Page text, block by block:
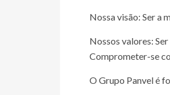
Nossa visão: Ser a
Nossos valores:
Comprometer-se
O Grupo Panvel é